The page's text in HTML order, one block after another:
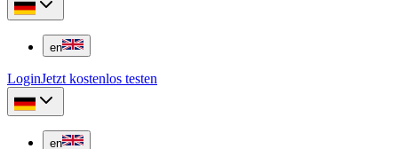
en
LoginJetzt kostenlos testen
en